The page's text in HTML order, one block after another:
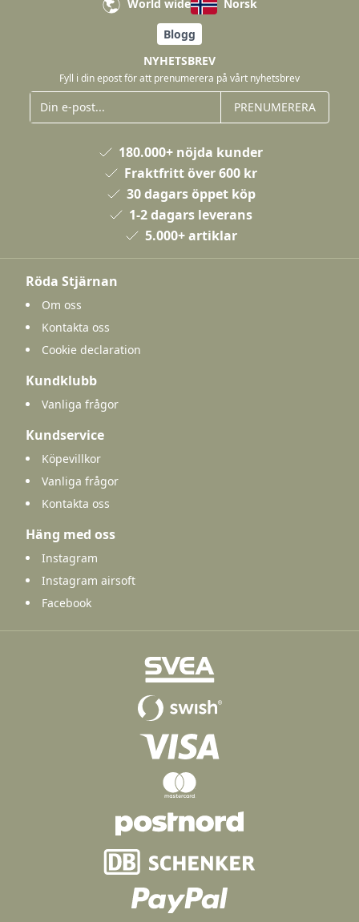
World wide
Norsk
Blogg
NYHETSBREV
Fyll i din epost för att prenumerera på vårt nyhetsbrev
PRENUMERERA
180.000+ nöjda kunder
Fraktfritt över 600 kr
30 dagars öppet köp
1-2 dagars leverans
5.000+ artiklar
Röda Stjärnan
Om oss
Kontakta oss
Cookie declaration
Kundklubb
Vanliga frågor
Kundservice
Köpevillkor
Vanliga frågor
Kontakta oss
Häng med oss
Instagram
Instagram airsoft
Facebook